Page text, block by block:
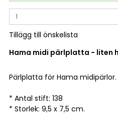
Tillägg till önskelista
Hama midi pärlplatta - liten
Pärlplatta för Hama
* Antal stift: 138
* Storlek: 9,5 x 7,5 cm.